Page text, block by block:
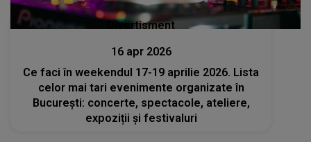
Divertisment
16 apr 2026
Ce faci în weekendul 17-19 aprilie 2026. Lista
celor mai tari evenimente organizate în
București: concerte, spectacole, ateliere,
expoziții și festivaluri